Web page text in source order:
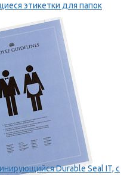
этикетки для папок
маркировки
Durable Seal IT, с